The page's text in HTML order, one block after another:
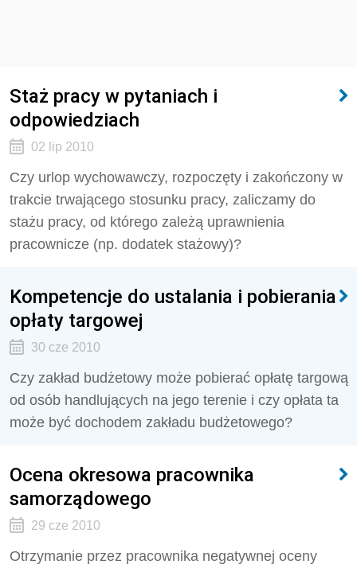
Staż pracy w pytaniach i
odpowiedziach
02 lip 2010
Czy urlop wychowawczy, rozpoczęty i zakończony w
trakcie trwającego stosunku pracy, zaliczamy do
stażu pracy, od którego zależą uprawnienia
pracownicze (np. dodatek stażowy)?
Kompetencje do ustalania i pobierania
opłaty targowej
30 cze 2010
Czy zakład budżetowy może pobierać opłatę targową
od osób handlujących na jego terenie i czy opłata ta
może być dochodem zakładu budżetowego?
Ocena okresowa pracownika
samorządowego
29 cze 2010
Otrzymanie przez pracownika negatywnej oceny